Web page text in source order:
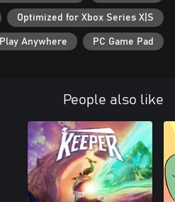
Optimized for Xbox Series X|S
PC Game Pad
Anywhere
People also like